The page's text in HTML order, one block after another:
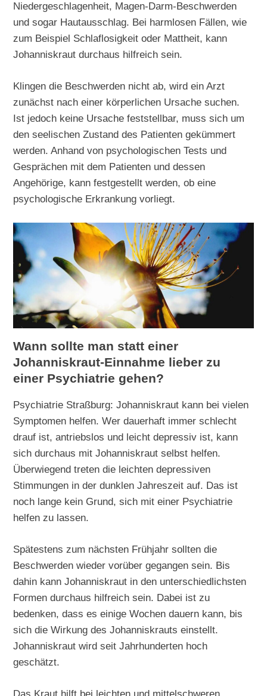
Niedergeschlagenheit, Magen-Darm-Beschwerden
und sogar Hautausschlag. Bei harmlosen Fällen, wie
zum Beispiel Schlaflosigkeit oder Mattheit, kann
Johanniskraut durchaus hilfreich sein.
Klingen die Beschwerden nicht ab, wird ein Arzt
zunächst nach einer körperlichen Ursache suchen.
Ist jedoch keine Ursache feststellbar, muss sich um
den seelischen Zustand des Patienten gekümmert
werden. Anhand von psychologischen Tests und
Gesprächen mit dem Patienten und dessen
Angehörige, kann festgestellt werden, ob eine
psychologische Erkrankung vorliegt.
Wann sollte man statt einer
Johanniskraut-Einnahme lieber zu
einer Psychiatrie gehen?
Psychiatrie Straßburg: Johanniskraut kann bei vielen
Symptomen helfen. Wer dauerhaft immer schlecht
drauf ist, antriebslos und leicht depressiv ist, kann
sich durchaus mit Johanniskraut selbst helfen.
Überwiegend treten die leichten depressiven
Stimmungen in der dunklen Jahreszeit auf. Das ist
noch lange kein Grund, sich mit einer Psychiatrie
helfen zu lassen.
Spätestens zum nächsten Frühjahr sollten die
Beschwerden wieder vorüber gegangen sein. Bis
dahin kann Johanniskraut in den unterschiedlichsten
Formen durchaus hilfreich sein. Dabei ist zu
bedenken, dass es einige Wochen dauern kann, bis
sich die Wirkung des Johanniskrauts einstellt.
Johanniskraut wird seit Jahrhunderten hoch
geschätzt.
Das Kraut hilft bei leichten und mittelschweren